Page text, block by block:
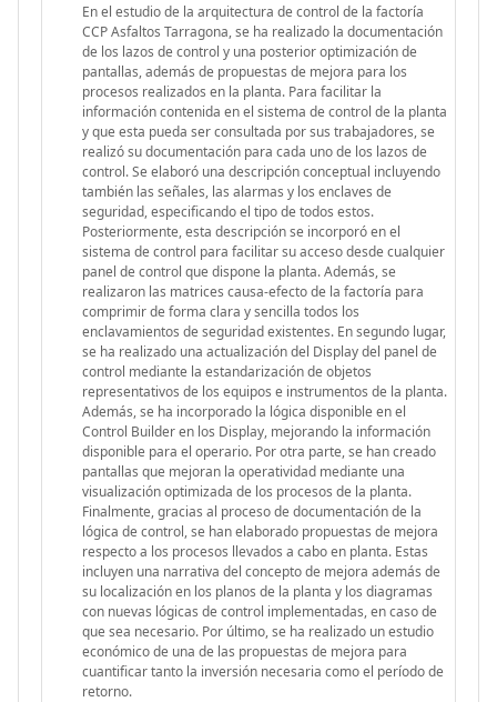
En el estudio de la arquitectura de control de la factoría
CCP Asfaltos Tarragona, se ha realizado la documentación
de los lazos de control y una posterior optimización de
pantallas, además de propuestas de mejora para los
procesos realizados en la planta. Para facilitar la
información contenida en el sistema de control de la planta
y que esta pueda ser consultada por sus trabajadores, se
realizó su documentación para cada uno de los lazos de
control. Se elaboró una descripción conceptual incluyendo
también las señales, las alarmas y los enclaves de
seguridad, especificando el tipo de todos estos.
Posteriormente, esta descripción se incorporó en el
sistema de control para facilitar su acceso desde cualquier
panel de control que dispone la planta. Además, se
realizaron las matrices causa-efecto de la factoría para
comprimir de forma clara y sencilla todos los
enclavamientos de seguridad existentes. En segundo lugar,
se ha realizado una actualización del Display del panel de
control mediante la estandarización de objetos
representativos de los equipos e instrumentos de la planta.
Además, se ha incorporado la lógica disponible en el
Control Builder en los Display, mejorando la información
disponible para el operario. Por otra parte, se han creado
pantallas que mejoran la operatividad mediante una
visualización optimizada de los procesos de la planta.
Finalmente, gracias al proceso de documentación de la
lógica de control, se han elaborado propuestas de mejora
respecto a los procesos llevados a cabo en planta. Estas
incluyen una narrativa del concepto de mejora además de
su localización en los planos de la planta y los diagramas
con nuevas lógicas de control implementadas, en caso de
que sea necesario. Por último, se ha realizado un estudio
económico de una de las propuestas de mejora para
cuantificar tanto la inversión necesaria como el período de
retorno.